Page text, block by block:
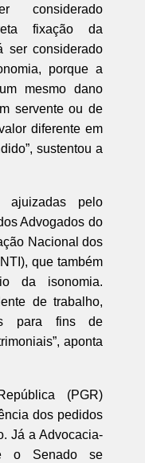
considerado
fixação da
ser considerado
porque a
mesmo dano
servente ou de
diferente em
sustentou a
ajuizadas pelo
Advogados do
Nacional dos
que também
da isonomia.
de trabalho,
para fins de
aponta
(PGR)
dos pedidos
Já a Advocacia-
o Senado se